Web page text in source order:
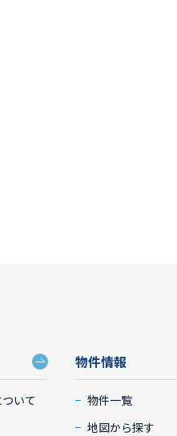
いて
物件情報
物件一覧
地図から探す